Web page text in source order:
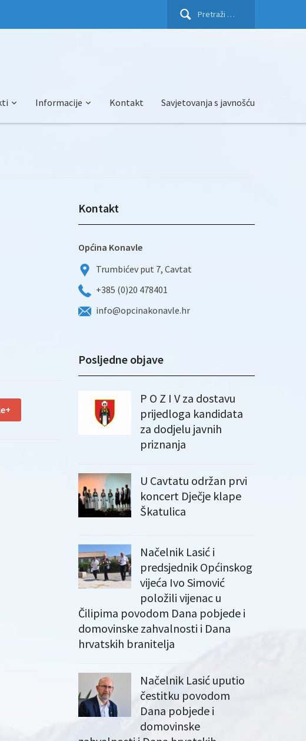
Pretraži:
Informacije Kontakt Savjetovanja s javnošću
Kontakt
Općina Konavle
Trumbićev put 7, Cavtat
+385 (0)20 478401
info@opcinakonavle.hr
Posljedne objave
P O Z I V za dostavu
prijedloga kandidata
za dodjelu javnih
priznanja
U Cavtatu održan prvi
koncert Dječje klape
Škatulica
Načelnik Lasić i
predsjednik Općinskog
vijeća Ivo Simović
položili vijenac u
Čilipima povodom Dana pobjede i
domovinske zahvalnosti i Dana
hrvatskih branitelja
Načelnik Lasić uputio
čestitku povodom
Dana pobjede i
domovinske